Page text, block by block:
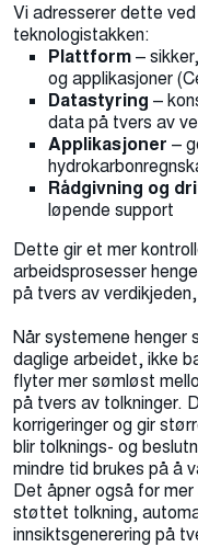
Vi adresserer dette
teknologistakken:
Plattform–
og applikasjoner
Datastyring –
data på tvers av
Applikasjoner –
Rådgivning og
løpende support
Dette gir et mer
arbeidsprosesser
på tvers av
Når systemene henger
daglige arbeidet, ikke
flyter mer sømløst
på tvers av tolkninger.
korrigeringer og gir
blir tolknings- og
mindre tid brukes på å
Det åpner også for
støttet tolkning,
innsiktsgenerering på